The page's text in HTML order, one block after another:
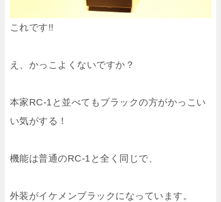
これです!!
え、かっこよくないですか？
本家RC-1と並べてもブラックの方がかっこい
い気がする！
機能は普通のRC-1と全く同じで、
外装がイケメンブラックになっています。